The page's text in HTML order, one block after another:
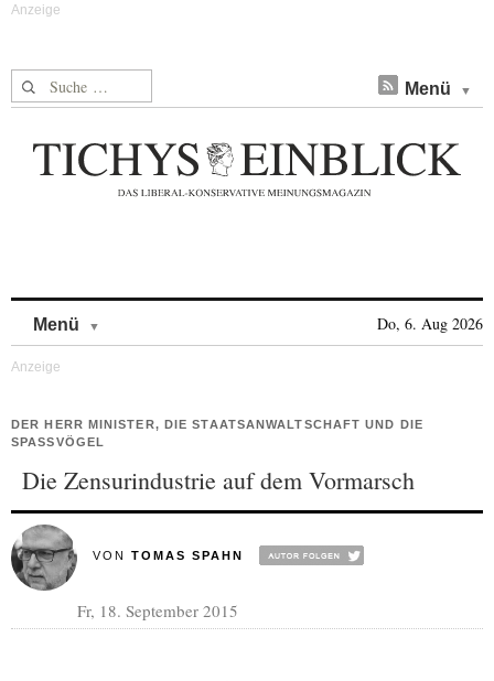
Suche nach: Menü
Menü Do, 6. Aug 2026
DER HERR MINISTER, DIE STAATSANWALTSCHAFT UND DIE
SPASSVÖGEL
Die Zensurindustrie auf dem Vormarsch
VON TOMAS SPAHN
Fr, 18. September 2015